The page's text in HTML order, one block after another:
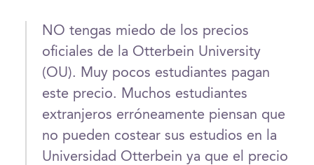
NO tengas miedo de los precios
oficiales de la Otterbein University
(OU). Muy pocos estudiantes pagan
este precio. Muchos estudiantes
extranjeros erróneamente piensan que
no pueden costear sus estudios en la
Universidad Otterbein ya que el precio